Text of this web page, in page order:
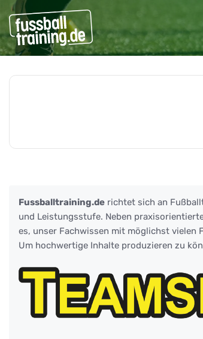
Fussballtraining.de richtet sich an
und Leistungsstufe. Neben
es, unser Fachwissen mit möglichst vielen
Um hochwertige Inhalte produzieren zu